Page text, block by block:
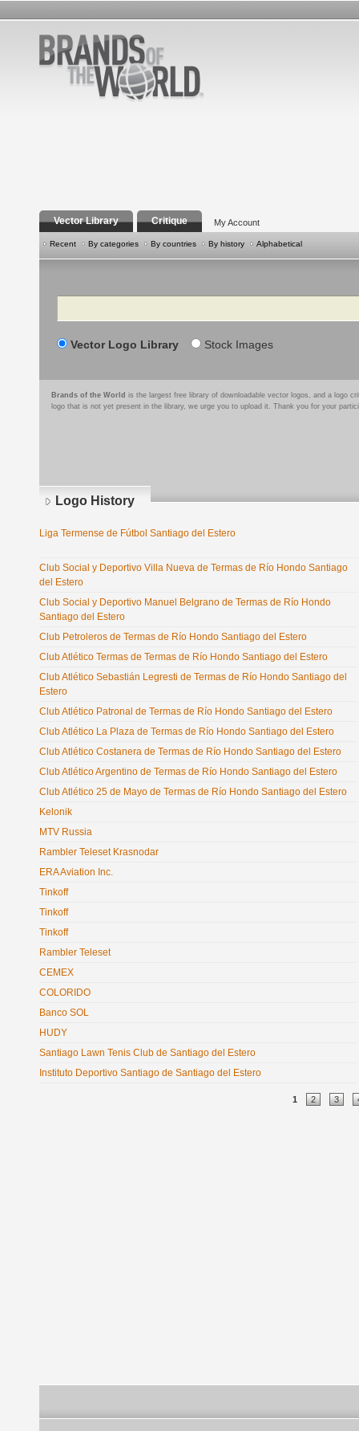
Vector Library Critique My Account
Recent By categories By countries By history Alphabetical
Search
Vector Logo Library Stock Images
Brands of the World is the largest free library of downloadable vector logos, and a logo
logo that is not yet present in the library, we urge you to upload it. Thank you for your
Logo History
Liga Termense de Fútbol Santiago del Estero
Club Social y Deportivo Villa Nueva de Termas de Río Hondo Santiago
del Estero
Club Social y Deportivo Manuel Belgrano de Termas de Río Hondo
Santiago del Estero
Club Petroleros de Termas de Río Hondo Santiago del Estero
Club Atlético Termas de Termas de Río Hondo Santiago del Estero
Club Atlético Sebastián Legresti de Termas de Río Hondo Santiago del
Estero
Club Atlético Patronal de Termas de Río Hondo Santiago del Estero
Club Atlético La Plaza de Termas de Río Hondo Santiago del Estero
Club Atlético Costanera de Termas de Río Hondo Santiago del Estero
Club Atlético Argentino de Termas de Río Hondo Santiago del Estero
Club Atlético 25 de Mayo de Termas de Río Hondo Santiago del Estero
Kelonik
MTV Russia
Rambler Teleset Krasnodar
ERA Aviation Inc.
Tinkoff
Tinkoff
Tinkoff
Rambler Teleset
CEMEX
COLORIDO
Banco SOL
HUDY
Santiago Lawn Tenis Club de Santiago del Estero
Instituto Deportivo Santiago de Santiago del Estero
1 2 3